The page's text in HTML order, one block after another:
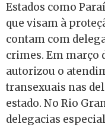
Estados como
que visam à
contam com
crimes. Em março
autorizou o
transexuais nas
estado. No Rio
delegacias